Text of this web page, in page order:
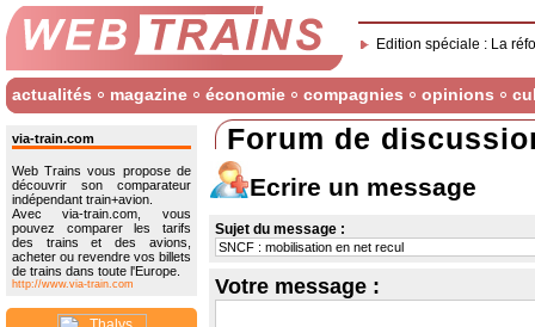
Edition spéciale : La
actualités magazine économie compagnies opinions
via-train.com
Web Trains vous propose de
découvrir son comparateur
indépendant train+avion.
Avec via-train.com, vous
pouvez comparer les tarifs
des trains et des avions,
acheter ou revendre vos billets
de trains dans toute l'Europe.
http://www.via-train.com
Forum de
Ecrire un message
Sujet du message :
Votre message :